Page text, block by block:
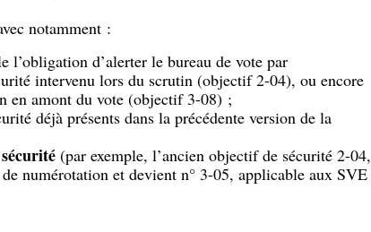
notamment :
l’obligation d’alerter le bureau de vote par
intervenu lors du scrutin (objectif 2-04), ou encore
en amont du vote (objectif 3-08) ;
déjà présents dans la précédente version de la
(par exemple, l’ancien objectif de sécurité 2-04,
numérotation et devient n° 3-05, applicable aux SVE